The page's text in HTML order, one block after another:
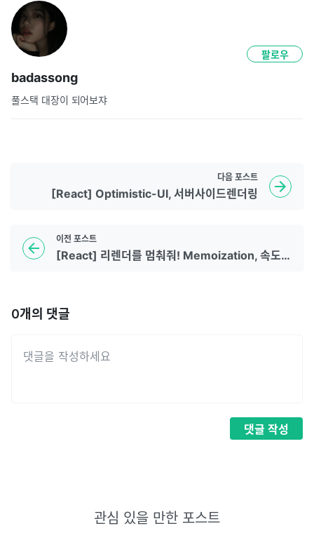
badassong
풀스택 대장이 되어보쟈
팔로우
이전 포스트
[React] 리렌더를 멈춰줘! Memoization, 속도를 더 빠르게! Preload/Prefetch
다음 포스트
[React] Optimistic-UI, 서버사이드렌더링
0개의 댓글
댓글 작성
관심 있을 만한 포스트